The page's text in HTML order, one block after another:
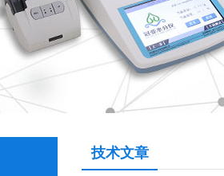
技术文章